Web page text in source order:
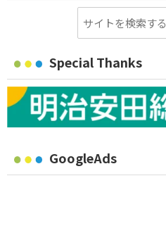
Special Thanks
GoogleAds